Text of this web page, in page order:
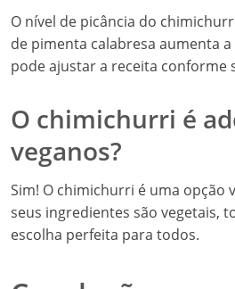
O nível de picância do
de pimenta calabresa aumenta
pode ajustar a receita conforme
O chimichurri é
veganos?
Sim! O chimichurri é uma opção
seus ingredientes são vegetais,
escolha perfeita para todos.